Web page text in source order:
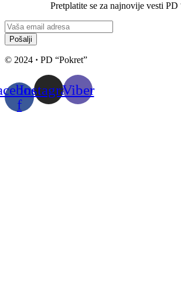
Pretplatite se za najnovije vesti PD
Pošalji
© 2024 · PD “Pokret”
f
InstagramViber